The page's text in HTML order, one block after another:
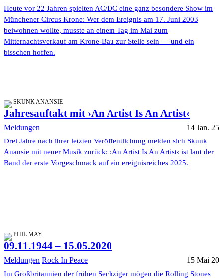
Heute vor 22 Jahren spielten AC/DC eine ganz besondere Show im
Münchener Circus Krone: Wer dem Ereignis am 17. Juni 2003
beiwohnen wollte, musste an einem Tag im Mai zum
Mitternachtsverkauf am Krone-Bau zur Stelle sein — und ein
bisschen hoffen.
SKUNK ANANSIE
Jahresauftakt mit ›An Artist Is An Artist‹
Meldungen 14 Jan. 25
Drei Jahre nach ihrer letzten Veröffentlichung melden sich Skunk
Anansie mit neuer Musik zurück: ›An Artist Is An Artist‹ ist laut der
Band der erste Vorgeschmack auf ein ereignisreiches 2025.
PHIL MAY
09.11.1944 – 15.05.2020
Meldungen Rock In Peace 15 Mai 20
Im Großbritannien der frühen Sechziger mögen die Rolling Stones